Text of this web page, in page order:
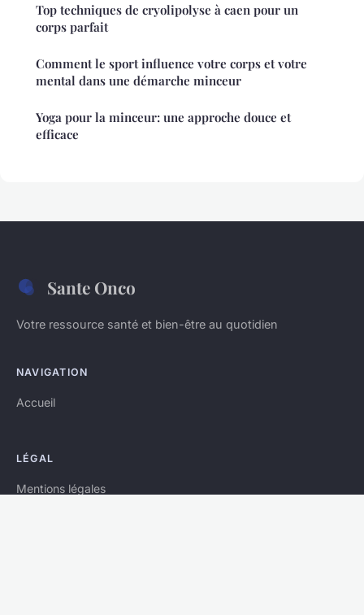
Top techniques de cryolipolyse à caen pour un
corps parfait
Comment le sport influence votre corps et votre
mental dans une démarche minceur
Yoga pour la minceur: une approche douce et
efficace
Sante Onco
Votre ressource santé et bien-être au quotidien
NAVIGATION
Accueil
LÉGAL
Mentions légales